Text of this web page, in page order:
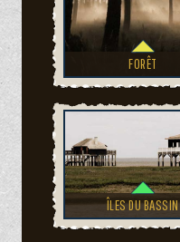
FORÊT
ÎLES DU BASSIN